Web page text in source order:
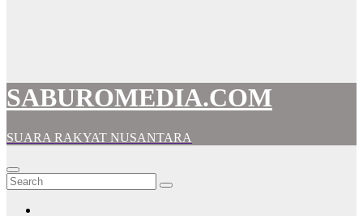
SABUROMEDIA.COM
SUARA RAKYAT NUSANTARA